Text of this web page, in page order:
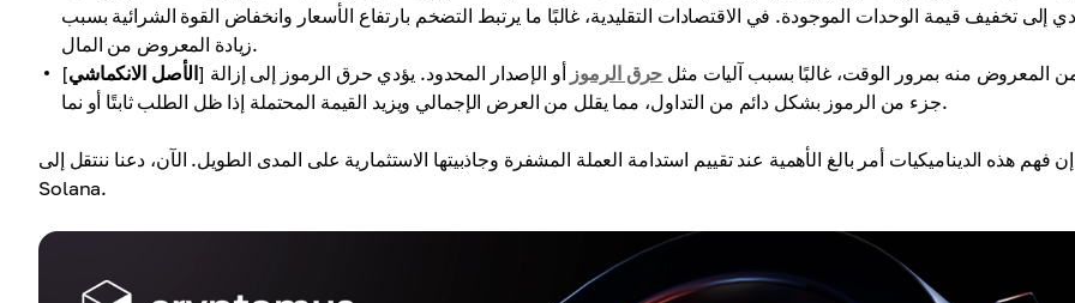
إلى تخفيف قيمة الوحدات الموجودة. في الاقتصادات التقليدية، غالبًا ما يرتبط التضخم بارتفاع الأسعار وانخفاض القوة الشرائية بسبب
زيادة المعروض من المال.
[الأصل الانكماشي من المعروض منه بمرور الوقت، غالبًا بسبب آليات مثل حرق الرموز أو الإصدار المحدود. يؤدي حرق الرموز إلى إزالة
جزء من الرموز بشكل دائم من التداول، مما يقلل من العرض الإجمالي ويزيد القيمة المحتملة إذا ظل الطلب ثابتًا أو نما.
إن فهم هذه الديناميكيات أمر بالغ الأهمية عند تقييم استدامة العملة المشفرة وجاذبيتها الاستثمارية على المدى الطويل. الآن، دعنا ننتقل إلى
Solana.